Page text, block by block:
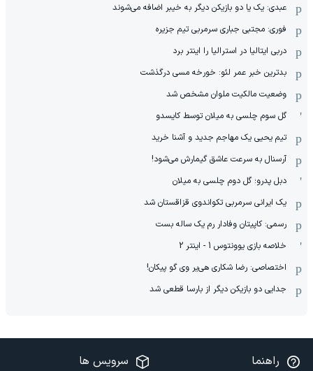
عبدی: یک یا دو بازیکن دیگر به خیبر اضافه می‌شوند
فوری: مجتبی جباری سرمربی تیم جزیره
دربی ایتالیا در استرالیا را اینتر برد
بدترین خبر عمر لئو: خورخه مسی درگذشت
وضعیت مالکیت ملوان مشخص شد
گل سوم چلسی به میلان توسط کایسدو
تیم یحیی یک مهاجم جدید و آشنا خرید
آرسنال به سرعت عاشق گیمارش می‌شود!
دبل پدرو؛ گل دوم چلسی به میلان
یک ایرانی سرمربی تکواندوی قزاقستان شد
رسمی: کاپیتان وفادار رم یک ساله بست
خلاصه بازی یوونتوس 1 - اینتر 2
اختصاصی: رضا شکاری هی‌یر وی‌ گو پیکان!
جدایی دو بازیکن دیگر از بارسا قطعی شد
راهنما سرویس ها